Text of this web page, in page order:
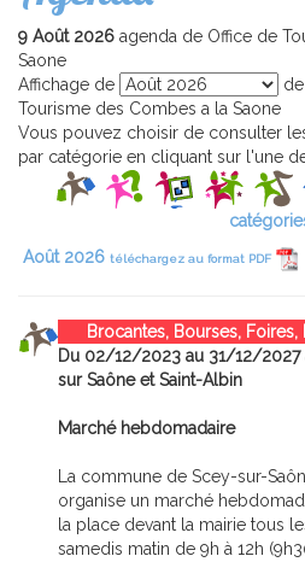
9 Août 2026 agenda de Office de
Saone
Affichage de
Tourisme des Combes a la Saone
Vous pouvez choisir de consulter
par catégorie en cliquant sur l'une
Août 2026 téléchargez au format PDF
Brocantes, Bourses, Foires,
Du 02/12/2023 au 31/12/2027
sur Saône et Saint-Albin
Marché hebdomadaire
La commune de Scey-sur-
organise un marché
la place devant la mairie tous
samedis matin de 9h à 12h